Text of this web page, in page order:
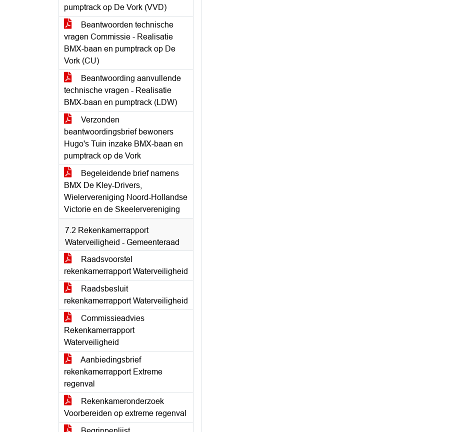
pumptrack op De Vork (VVD)
Beantwoorden technische
vragen Commissie - Realisatie
BMX-baan en pumptrack op De
Vork (CU)
Beantwoording aanvullende
technische vragen - Realisatie
BMX-baan en pumptrack (LDW)
Verzonden
beantwoordingsbrief bewoners
Hugo's Tuin inzake BMX-baan en
pumptrack op de Vork
Begeleidende brief namens
BMX De Kley-Drivers,
Wielervereniging Noord-Hollandse
Victorie en de Skeelervereniging
7.2 Rekenkamerrapport
Waterveiligheid - Gemeenteraad
Raadsvoorstel
rekenkamerrapport Waterveiligheid
Raadsbesluit
rekenkamerrapport Waterveiligheid
Commissieadvies
Rekenkamerrapport
Waterveiligheid
Aanbiedingsbrief
rekenkamerrapport Extreme
regenval
Rekenkameronderzoek
Voorbereiden op extreme regenval